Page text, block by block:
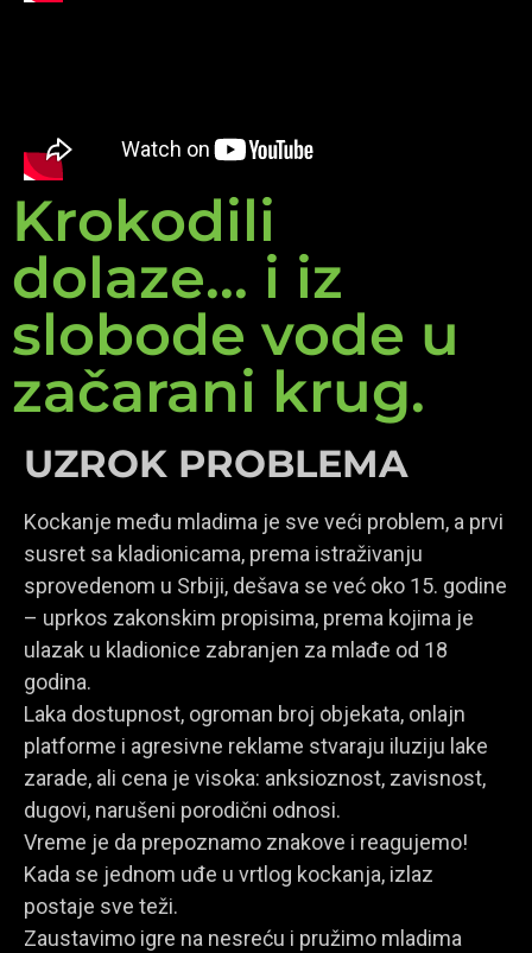
Krokodili
dolaze... i iz
slobode vode u
začarani krug.
UZROK PROBLEMA
Kockanje među mladima je sve veći problem, a prvi
susret sa kladionicama, prema istraživanju
sprovedenom u Srbiji, dešava se već oko 15. godine
– uprkos zakonskim propisima, prema kojima je
ulazak u kladionice zabranjen za mlađe od 18
godina.
Laka dostupnost, ogroman broj objekata, onlajn
platforme i agresivne reklame stvaraju iluziju lake
zarade, ali cena je visoka: anksioznost, zavisnost,
dugovi, narušeni porodični odnosi.
Vreme je da prepoznamo znakove i reagujemo!
Kada se jednom uđe u vrtlog kockanja, izlaz
postaje sve teži.
Zaustavimo igre na nesreću i pružimo mladima